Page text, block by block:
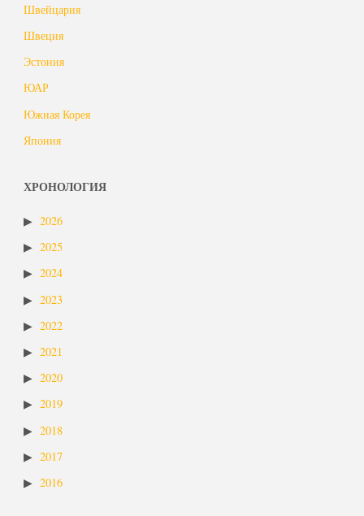
Швейцария
Швеция
Эстония
ЮАР
Южная Корея
Япония
ХРОНОЛОГИЯ
2026
2025
2024
2023
2022
2021
2020
2019
2018
2017
2016